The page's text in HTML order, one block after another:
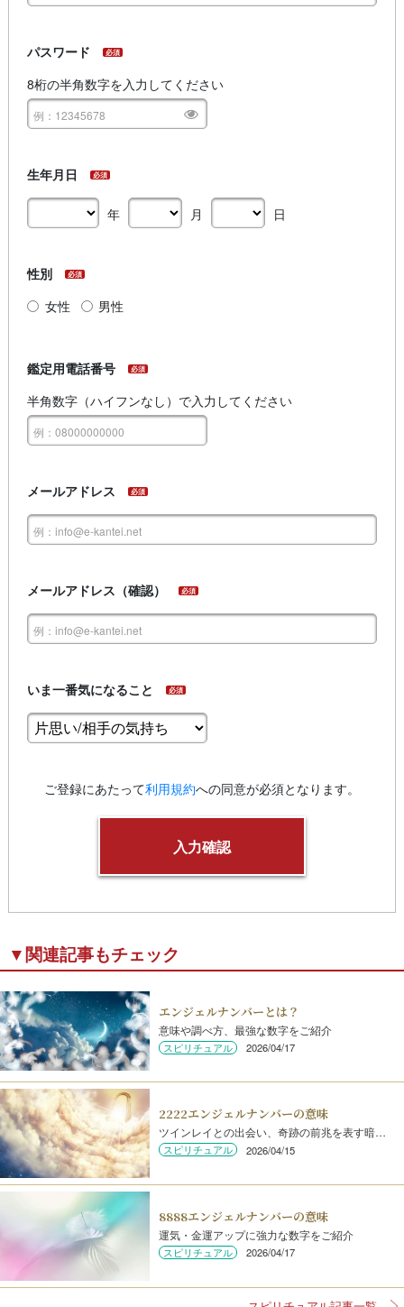
パスワード 必須
8桁の半角数字を入力してください
生年月日 必須
年 月 日
性別 必須
女性 男性
鑑定用電話番号 必須
半角数字（ハイフンなし）で入力してください
メールアドレス 必須
メールアドレス（確認） 必須
いま一番気になること 必須
ご登録にあたって利用規約への同意が必須となります。
▼関連記事もチェック
エンジェルナンバーとは？
意味や調べ方、最強な数字をご紹介
スピリチュアル 2026/04/17
2222エンジェルナンバーの意味
ツインレイとの出会い、奇跡の前兆を表す暗…
スピリチュアル 2026/04/15
8888エンジェルナンバーの意味
運気・金運アップに強力な数字をご紹介
スピリチュアル 2026/04/17